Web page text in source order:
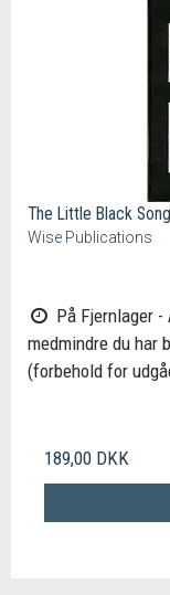
The Little Black
Wise Publications
På Fjernlager -
medmindre du har
(forbehold for
189,00 DKK